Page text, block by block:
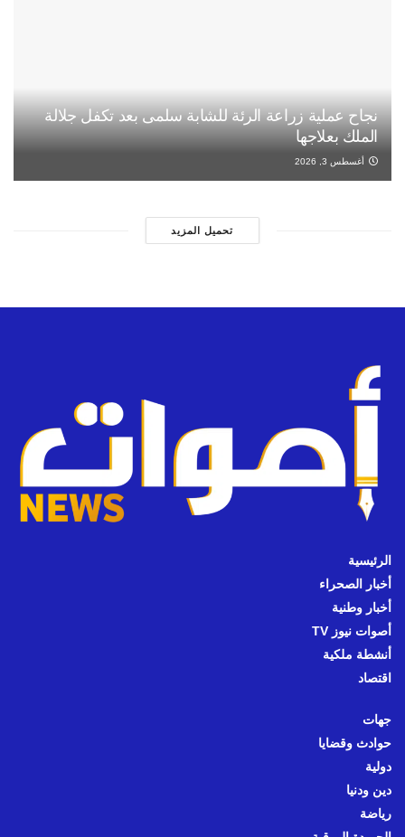
نجاح عملية زراعة الرئة للشابة سلمى بعد تكفل جلالة
الملك بعلاجها
أغسطس 3, 2026
تحميل المزيد
الرئيسية
أخبار الصحراء
أخبار وطنية
أصوات نيوز TV
أنشطة ملكية
اقتصاد
جهات
حوادث وقضايا
دولية
دين ودنيا
رياضة